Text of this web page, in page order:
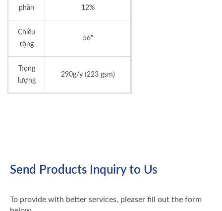
phần
12%
Chiều
rộng
56"
Trọng
lượng
290g/y (223 gsm)